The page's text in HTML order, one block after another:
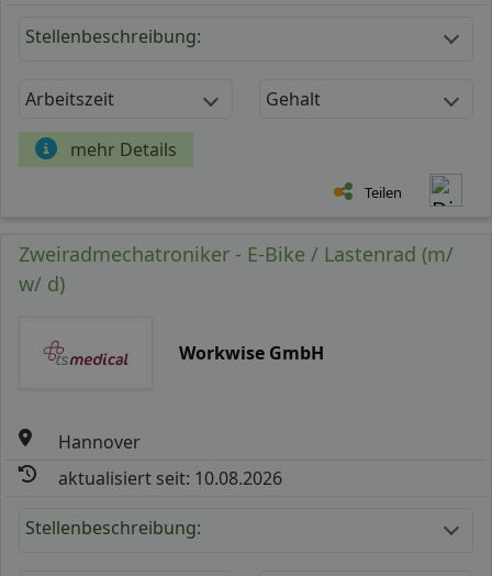
Stellenbeschreibung:
Arbeitszeit Gehalt
mehr Details
Teilen
Zweiradmechatroniker - E-Bike / Lastenrad (m/
w/ d)
Workwise GmbH
Hannover
aktualisiert seit: 10.08.2026
Stellenbeschreibung: